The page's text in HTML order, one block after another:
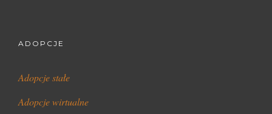
ADOPCJE
Adopcje stałe
Adopcje wirtualne